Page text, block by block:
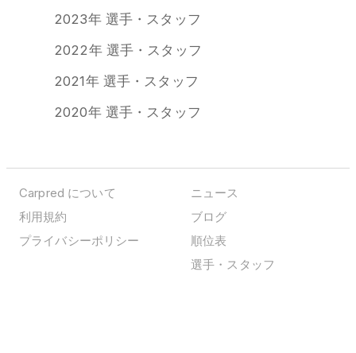
2023年 選手・スタッフ
2022年 選手・スタッフ
2021年 選手・スタッフ
2020年 選手・スタッフ
Carpred について
利用規約
プライバシーポリシー
ニュース
ブログ
順位表
選手・スタッフ